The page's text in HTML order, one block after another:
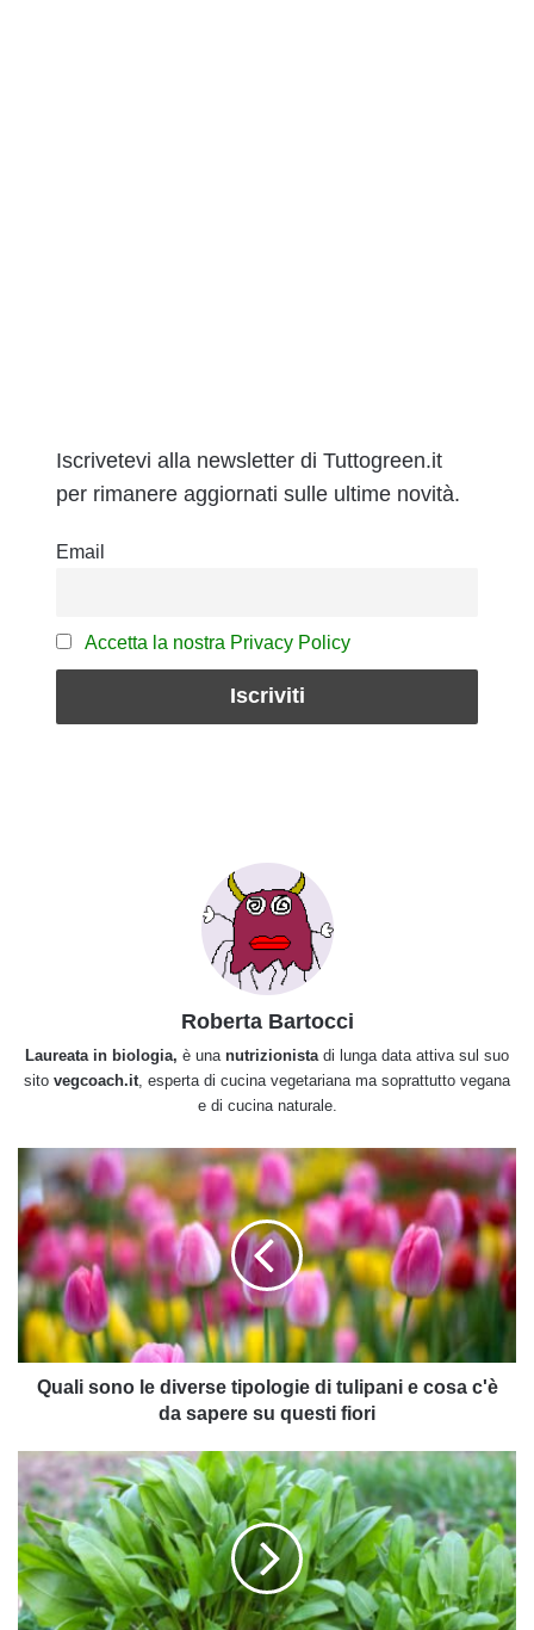
Iscrivetevi alla newsletter di Tuttogreen.it
per rimanere aggiornati sulle ultime novità.
Email
Accetta la nostra Privacy Policy
Roberta Bartocci
Laureata in biologia, è una nutrizionista di lunga data attiva sul suo
sito vegcoach.it , esperta di cucina vegetariana ma soprattutto vegana
e di cucina naturale.
sono
le
diverse
tipologie
di
tulipani
cosa
questi
fiori
Quali sono le diverse tipologie di tulipani e cosa c'è
da sapere su questi fiori
Tutto
sull'erba
brusca
o
acetosa,
l'erba
spontanea